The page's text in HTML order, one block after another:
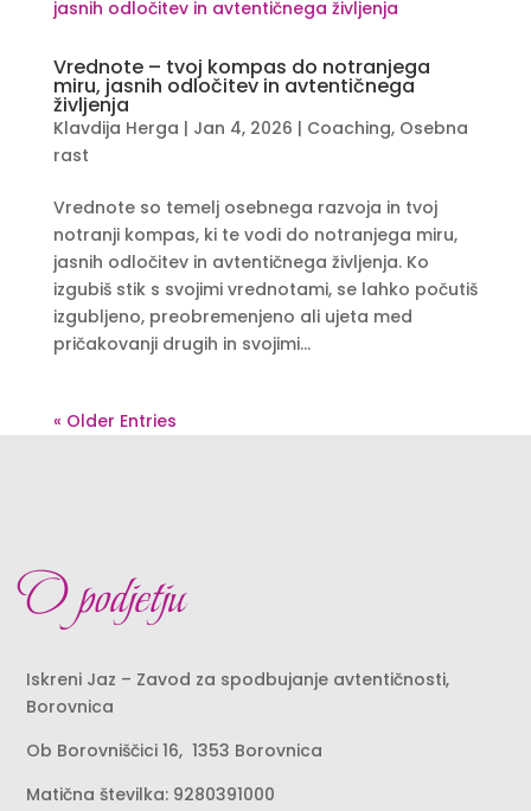
Vrednote – tvoj kompas do notranjega
miru, jasnih odločitev in avtentičnega
življenja
Klavdija Herga | Jan 4, 2026 | Coaching, Osebna
rast
Vrednote so temelj osebnega razvoja in tvoj
notranji kompas, ki te vodi do notranjega miru,
jasnih odločitev in avtentičnega življenja. Ko
izgubiš stik s svojimi vrednotami, se lahko počutiš
izgubljeno, preobremenjeno ali ujeta med
pričakovanji drugih in svojimi...
« Older Entries
O podjetju
Iskreni Jaz – Zavod za spodbujanje avtentičnosti,
Borovnica
Ob Borovniščici 16, 1353 Borovnica
Matična številka: 9280391000